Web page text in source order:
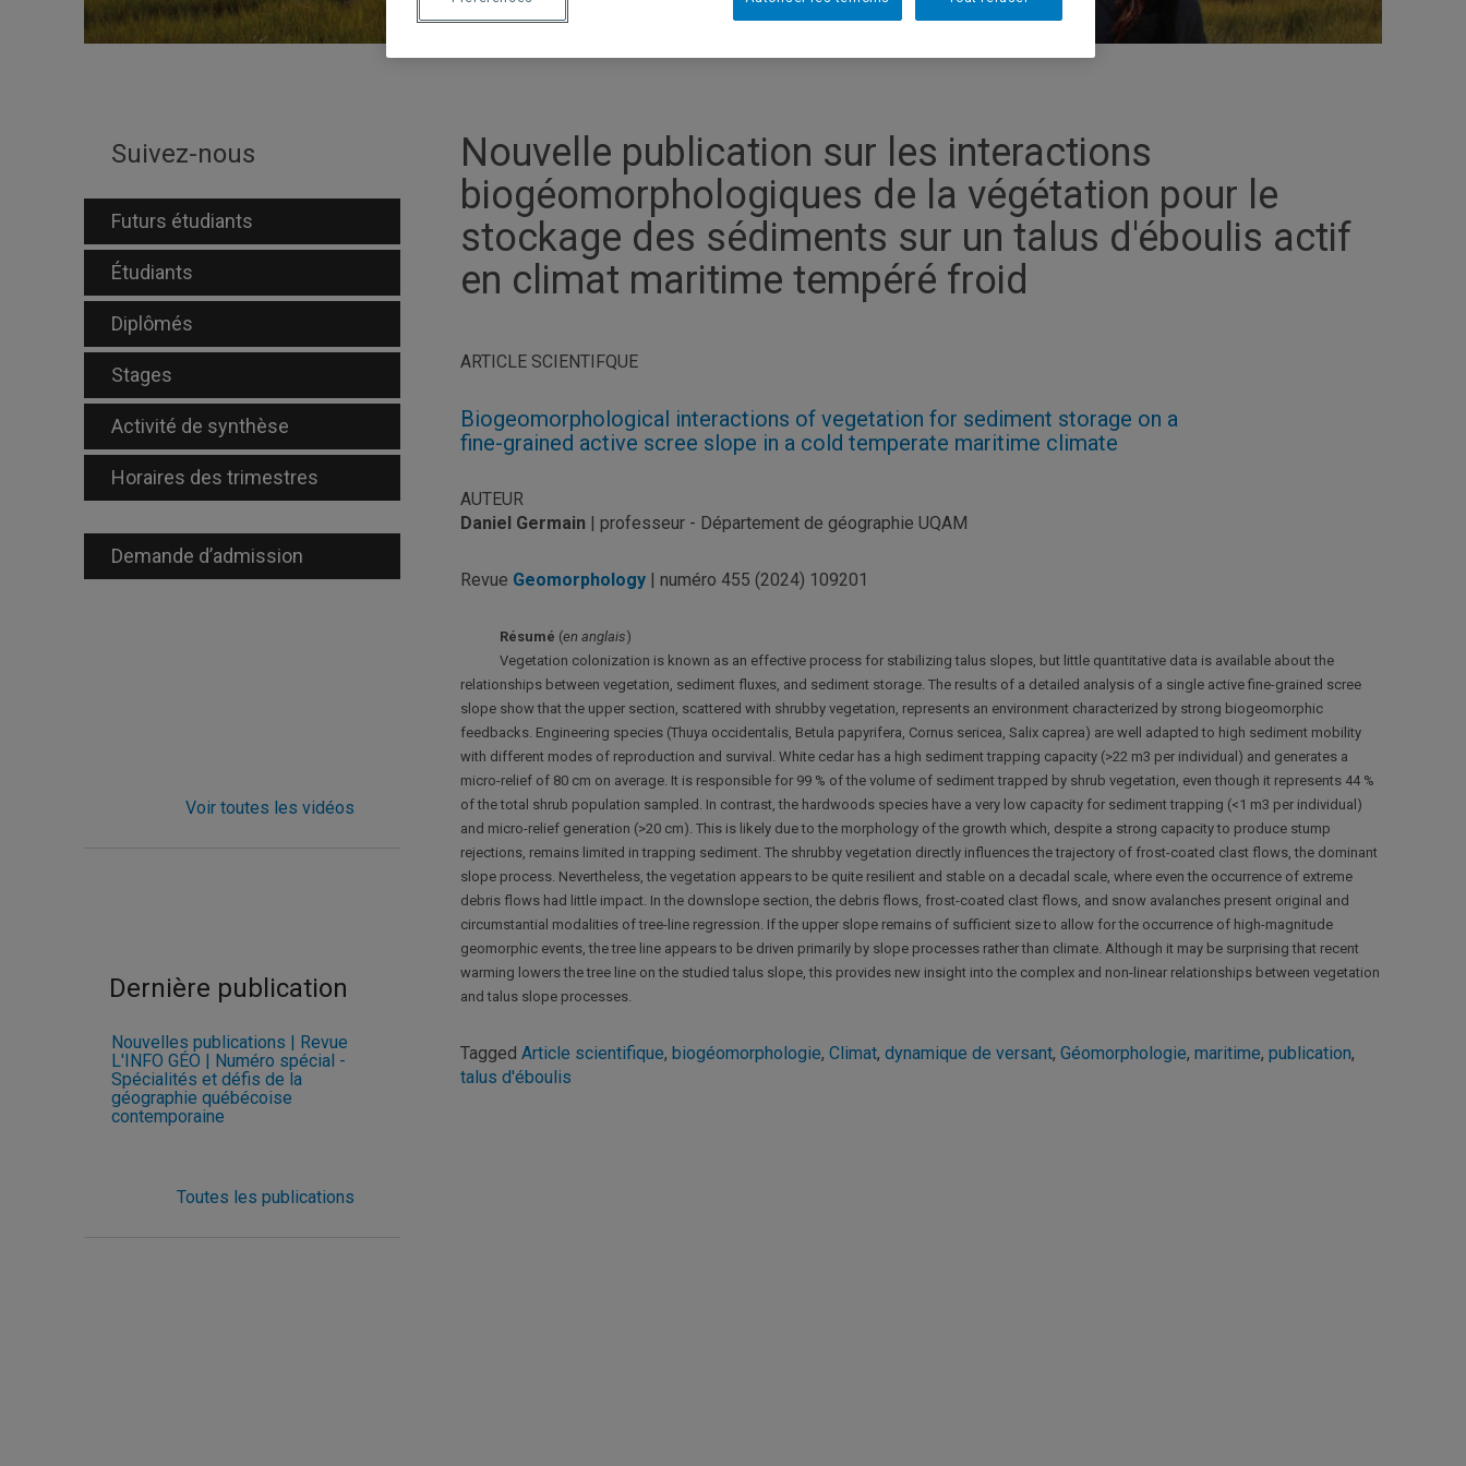
Suivez-nous
Futurs étudiants
Étudiants
Diplômés
Stages
Activité de synthèse
Horaires des trimestres
Demande d’admission
Voir toutes les vidéos
Dernière publication
Nouvelles publications | Revue
L'INFO GÉO | Numéro spécial -
Spécialités et défis de la
géographie québécoise
contemporaine
Toutes les publications
Nouvelle publication sur les interactions
biogéomorphologiques de la végétation pour le
stockage des sédiments sur un talus d'éboulis actif
en climat maritime tempéré froid
ARTICLE SCIENTIFQUE
Biogeomorphological interactions of vegetation for sediment storage on a
fine-grained active scree slope in a cold temperate maritime climate
AUTEUR
Daniel Germain | professeur - Département de géographie UQAM
Revue Geomorphology | numéro 455 (2024) 109201
Résumé (en anglais)
Vegetation colonization is known as an effective process for stabilizing talus slopes, but little quantitative data is available about the
relationships between vegetation, sediment fluxes, and sediment storage. The results of a detailed analysis of a single active fine-grained scree
slope show that the upper section, scattered with shrubby vegetation, represents an environment characterized by strong biogeomorphic
feedbacks. Engineering species (Thuya occidentalis, Betula papyrifera, Cornus sericea, Salix caprea) are well adapted to high sediment mobility
with different modes of reproduction and survival. White cedar has a high sediment trapping capacity (>22 m3 per individual) and generates a
micro-relief of 80 cm on average. It is responsible for 99 % of the volume of sediment trapped by shrub vegetation, even though it represents 44 %
of the total shrub population sampled. In contrast, the hardwoods species have a very low capacity for sediment trapping (<1 m3 per individual)
and micro-relief generation (>20 cm). This is likely due to the morphology of the growth which, despite a strong capacity to produce stump
rejections, remains limited in trapping sediment. The shrubby vegetation directly influences the trajectory of frost-coated clast flows, the dominant
slope process. Nevertheless, the vegetation appears to be quite resilient and stable on a decadal scale, where even the occurrence of extreme
debris flows had little impact. In the downslope section, the debris flows, frost-coated clast flows, and snow avalanches present original and
circumstantial modalities of tree-line regression. If the upper slope remains of sufficient size to allow for the occurrence of high-magnitude
geomorphic events, the tree line appears to be driven primarily by slope processes rather than climate. Although it may be surprising that recent
warming lowers the tree line on the studied talus slope, this provides new insight into the complex and non-linear relationships between vegetation
and talus slope processes.
Tagged Article scientifique, biogéomorphologie, Climat, dynamique de versant, Géomorphologie, maritime, publication,
talus d'éboulis